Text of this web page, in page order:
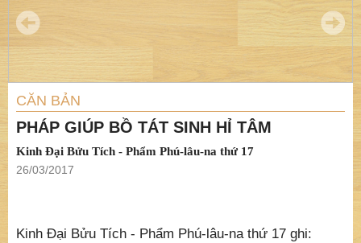
CĂN BẢN
PHÁP GIÚP BỒ TÁT SINH HỈ TÂM
Kinh Đại Bửu Tích - Phẩm Phú-lâu-na thứ 17
26/03/2017
Kinh Đại Bửu Tích - Phẩm Phú-lâu-na thứ 17 ghi: